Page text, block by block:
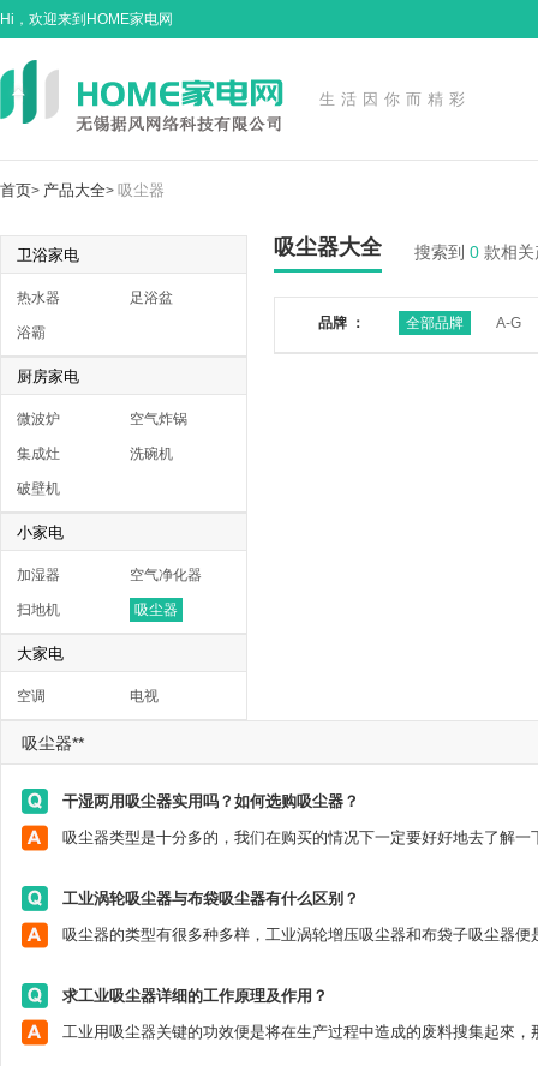
Hi，欢迎来到HOME家电网
生活因你而精彩
首页> 产品大全> 吸尘器
卫浴家电
热水器 足浴盆
浴霸
厨房家电
微波炉 空气炸锅
集成灶 洗碗机
破壁机
小家电
加湿器 空气净化器
扫地机 吸尘器
大家电
空调 电视
吸尘器大全 搜索到 0 款相关
品牌 ： 全部品牌 A-G
吸尘器**
干湿两用吸尘器实用吗？如何选购吸尘器？
工业涡轮吸尘器与布袋吸尘器有什么区别？
求工业吸尘器详细的工作原理及作用？